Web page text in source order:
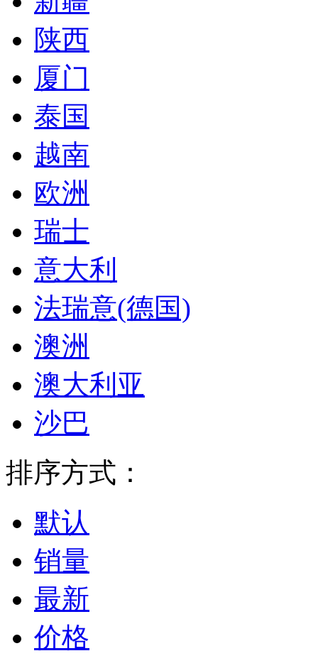
陕西
厦门
泰国
越南
欧洲
瑞士
意大利
法瑞意(德国)
澳洲
澳大利亚
沙巴
排序方式：
默认
销量
最新
价格